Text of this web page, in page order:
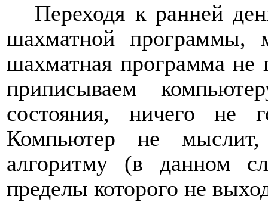
Переходя к ранней
шахматной программы,
шахматная программа
приписываем
состояния, ничего не
Компьютер не
алгоритму (в данном
пределы которого не